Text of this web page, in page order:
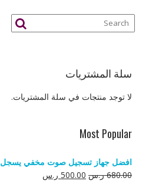
سلة المشتريات
لا توجد منتجات في سلة المشتريات.
Most Popular
افضل جهاز تسجيل صوت مخفي يسجل 20 يوم متواصلة.
680.00 ر.س السعر
500.00 ر.سالسعر